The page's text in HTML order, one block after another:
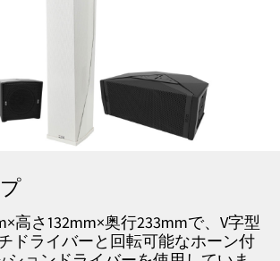
高さ132mm×奥行233mmで、V字型
ドライバーと回転可能なホーン付